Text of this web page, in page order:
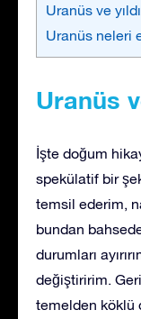
Uranüs ve
Uranüs neleri
Uranüs
İşte doğum
spekülatif bir
temsil ederim,
bundan
durumları
değiştiririm.
temelden köklü